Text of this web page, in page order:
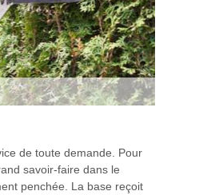
de toute demande. Pour
savoir-faire dans le
penchée. La base reçoit